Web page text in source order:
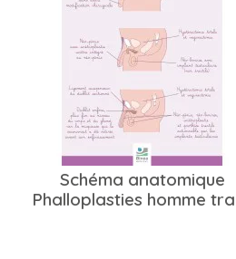
Schéma anatomique
Phalloplasties homme